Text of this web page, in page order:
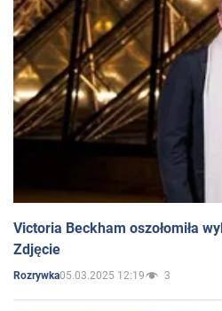
Victoria Beckham oszołomiła
Zdjęcie
Rozrywka05.03.2025 12:19 3